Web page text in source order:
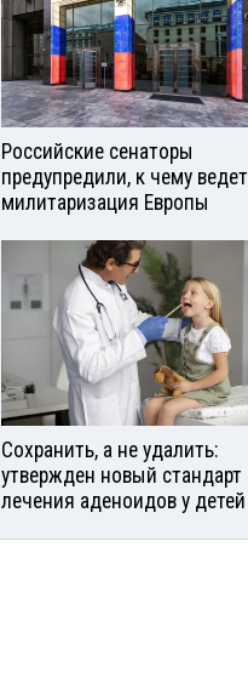
Российские сенаторы
предупредили, к чему ведет
милитаризация Европы
Сохранить, а не удалить:
утвержден новый стандарт
лечения аденоидов у детей